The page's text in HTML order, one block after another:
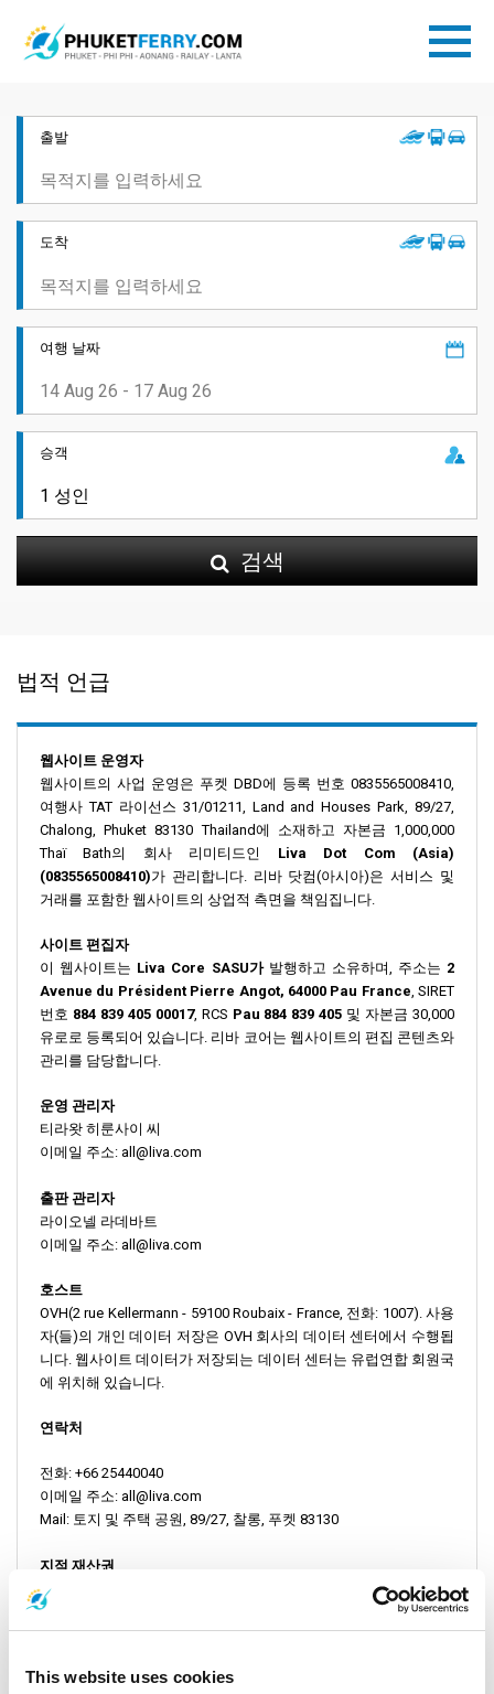
This website uses cookies
출발
도착
여행 날짜
승객
검색
법적 언급
웹사이트 운영자
웹사이트의 사업 운영은 푸켓 DBD에 등록 번호 0835565008410,
여행사 TAT 라이선스 31/01211, Land and Houses Park, 89/27,
Chalong, Phuket 83130 Thailand에 소재하고 자본금 1,000,000
Thaï Bath의 회사 리미티드인 Liva Dot Com (Asia)
(0835565008410)가 관리합니다. 리바 닷컴(아시아)은 서비스 및
거래를 포함한 웹사이트의 상업적 측면을 책임집니다.
사이트 편집자
이 웹사이트는 Liva Core SASU가발행하고 소유하며, 주소는 2
Avenue du Président Pierre Angot, 64000 Pau France, SIRET
번호 884 839 405 00017, RCS Pau 884 839 405 및 자본금 30,000
유로로 등록되어 있습니다. 리바 코어는 웹사이트의 편집 콘텐츠와
관리를 담당합니다.
운영 관리자
티라왓 히룬사이 씨
이메일 주소: all@liva.com
출판 관리자
라이오넬 라데바트
이메일 주소: all@liva.com
호스트
OVH(2 rue Kellermann - 59100 Roubaix - France, 전화: 1007). 사용
자(들)의 개인 데이터 저장은 OVH 회사의 데이터 센터에서 수행됩
니다. 웹사이트 데이터가 저장되는 데이터 센터는 유럽연합 회원국
에 위치해 있습니다.
연락처
전화: +66 25440040
이메일 주소: all@liva.com
Mail: 토지 및 주택 공원, 89/27, 찰롱, 푸켓 83130
지적 재산권
텍스트, 이미지, 로고, 디자인을 포함하되 이에 국한되지 않는 웹사
이트의 모든 콘텐츠는
또는 그 파트너의 재산입니
다. 사전 서면 승인 없이 복제, 표현 또는 배포하는 것은 금지됩니